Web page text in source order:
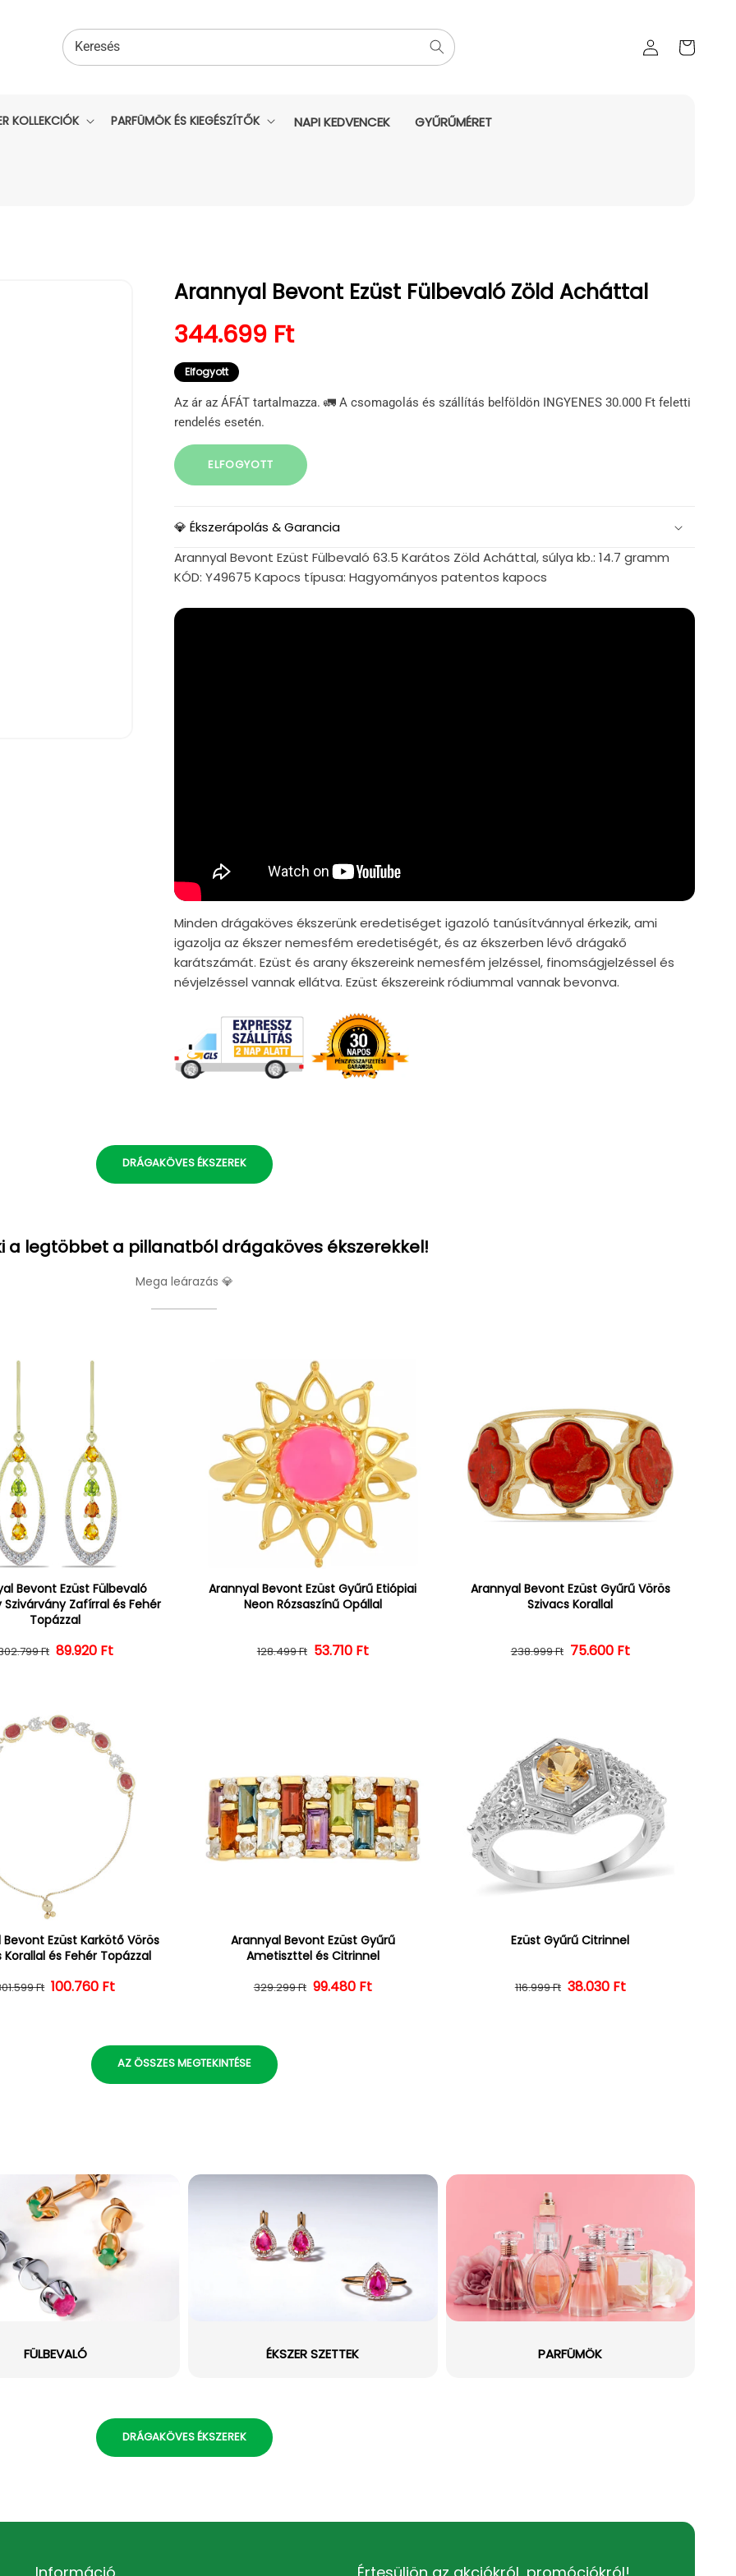
Bejelentkezés
kosara
Keresés
KOLLEKCIÓK PARFÜMÖK ÉS KIEGÉSZÍTŐK NAPI KEDVENCEK GYŰRŰMÉRET
Arannyal Bevont Ezüst Fülbevaló Zöld Acháttal
Normál ár
344.699 Ft
Elfogyott
Az ár az ÁFÁT tartalmazza. 🚛 A csomagolás és szállítás belföldön INGYENES 30.000 Ft feletti
rendelés esetén.
ELFOGYOTT
💎 Ékszerápolás & Garancia
Arannyal Bevont Ezüst Fülbevaló 63.5 Karátos Zöld Acháttal, súlya kb.: 14.7 gramm
KÓD: Y49675 Kapocs típusa: Hagyományos patentos kapocs
Minden drágaköves ékszerünk eredetiséget igazoló tanúsítvánnyal érkezik, ami
igazolja az ékszer nemesfém eredetiségét, és az ékszerben lévő drágakő
karátszámát. Ezüst és arany ékszereink nemesfém jelzéssel, finomságjelzéssel és
névjelzéssel vannak ellátva. Ezüst ékszereink ródiummal vannak bevonva.
DRÁGAKÖVES ÉKSZEREK
a legtöbbet a pillanatból drágaköves ékszerekkel!
Mega leárazás 💎
Bevont Ezüst Fülbevaló
Szivárvány Zafírral és Fehér
Topázzal
Normál ár
Ft Kedvezményes ár
89.920 Ft
Arannyal Bevont Ezüst Gyűrű Etiópiai
Neon Rózsaszínű Opállal
Normál ár
128.499 Ft Kedvezményes ár
53.710 Ft
Arannyal Bevont Ezüst Gyűrű Vörös
Szivacs Korallal
Normál ár
238.999 Ft Kedvezményes ár
75.600 Ft
Ezüst Karkötő Vörös
Korallal és Fehér Topázzal
Normál ár
Ft Kedvezményes ár
100.760 Ft
Arannyal Bevont Ezüst Gyűrű
Ametiszttel és Citrinnel
Normál ár
329.299 Ft Kedvezményes ár
99.480 Ft
Ezüst Gyűrű Citrinnel
Normál ár
116.999 Ft Kedvezményes ár
38.030 Ft
AZ ÖSSZES MEGTEKINTÉSE
FÜLBEVALÓ ÉKSZER SZETTEK PARFÜMÖK
DRÁGAKÖVES ÉKSZEREK